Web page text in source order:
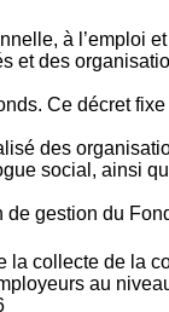
à l’emploi
et des
Ce décret
des
social, ainsi
de gestion du
la collecte de la
au